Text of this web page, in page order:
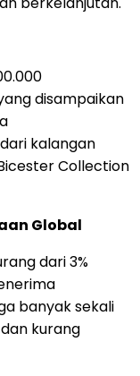
disampaikan
kalangan
Collection
Global
dari 3%
banyak sekali
kurang